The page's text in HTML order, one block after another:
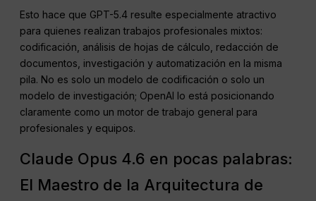
Esto hace que GPT-5.4 resulte especialmente atractivo
para quienes realizan trabajos profesionales mixtos:
codificación, análisis de hojas de cálculo, redacción de
documentos, investigación y automatización en la misma
pila. No es solo un modelo de codificación o solo un
modelo de investigación; OpenAI lo está posicionando
claramente como un motor de trabajo general para
profesionales y equipos.
Claude Opus 4.6 en pocas palabras:
El Maestro de la Arquitectura de